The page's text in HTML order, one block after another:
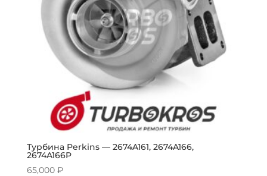
Турбина Perkins — 2674A161, 2674A166,
2674A166P
65,000 ₽